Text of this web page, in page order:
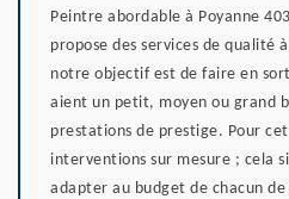
Peintre abordable à Poyanne
propose des services de qualité
notre objectif est de faire en
aient un petit, moyen ou grand
prestations de prestige. Pour
interventions sur mesure ; cela
adapter au budget de chacun